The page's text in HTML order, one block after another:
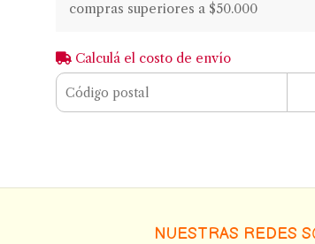
compras superiores a $50.000
Calculá el costo de envío
NUESTRAS REDES